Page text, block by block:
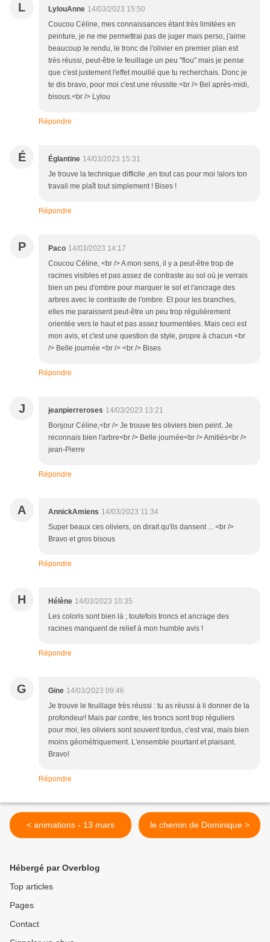
L LylouAnne 14/03/2023 15:50
Coucou Céline, mes connaissances étant très limitées en
peinture, je ne me permettrai pas de juger mais perso, j'aime
beaucoup le rendu, le tronc de l'olivier en premier plan est
très réussi, peut-être le feuillage un peu "flou" mais je pense
que c'est justement l'effet mouillé que tu recherchais. Donc je
te dis bravo, pour moi c'est une réussite.<br /> Bel après-midi,
bisous.<br /> Lylou
Répondre
É Églantine 14/03/2023 15:31
Je trouve la technique difficile ,en tout cas pour moi !alors ton
travail me plaît tout simplement ! Bises !
Répondre
P Paco 14/03/2023 14:17
Coucou Céline, <br /> A mon sens, il y a peut-être trop de
racines visibles et pas assez de contraste au sol où je verrais
bien un peu d'ombre pour marquer le sol et l'ancrage des
arbres avec le contraste de l'ombre. Et pour les branches,
elles me paraissent peut-être un peu trop régulièrement
orientée vers le haut et pas assez tourmentées. Mais ceci est
mon avis, et c'est une question de style, propre à chacun <br
/> Belle journée <br /> <br /> Bises
Répondre
J jeanpierreroses 14/03/2023 13:21
Bonjour Céline,<br /> Je trouve tes oliviers bien peint. Je
reconnais bien l'arbre<br /> Belle journée<br /> Amitiés<br />
jean-Pierre
Répondre
A AnnickAmiens 14/03/2023 11:34
Super beaux ces oliviers, on dirait qu'ils dansent ... <br />
Bravo et gros bisous
Répondre
H Hélène 14/03/2023 10:35
Les coloris sont bien là ; toutefois troncs et ancrage des
racines manquent de relief à mon humble avis !
Répondre
G Gine 14/03/2023 09:46
Je trouve le feuillage très réussi : tu as réussi à li donner de la
profondeur! Mais par contre, les troncs sont trop réguliers
pour moi, les oliviers sont souvent tordus, c'est vrai, mais bien
moins géométriquement. L'ensemble pourtant et plaisant.
Bravo!
Répondre
< animations - 13 mars le chemin de Dominique >
Hébergé par Overblog
Top articles
Pages
Contact